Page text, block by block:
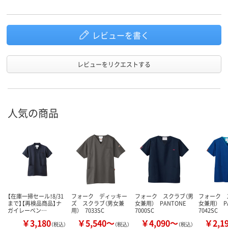
レビューを書く
レビューをリクエストする
人気の商品
【在庫一掃セール！8/31
まで】【再検品商品】ナ
ガイレーベン…
￥3,180（税込）
フォーク ディッキー
ズ スクラブ（男女兼
用） 7033SC
￥5,540～（税込）
フォーク スクラブ（男
女兼用） PANTONE
7000SC
￥4,090～（税込）
フォーク
女兼用）
7042SC
￥